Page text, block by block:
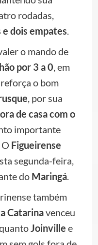
rodadas,
dois empates.
o mando de
por 3 a 0, em
o bom
, por sua
de casa com o
importante
Figueirense
segunda-feira,
do Maringá.
também
Catarinavenceu
Joinville e